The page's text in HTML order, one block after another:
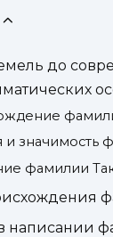
до
и значимость
фамилии
написании